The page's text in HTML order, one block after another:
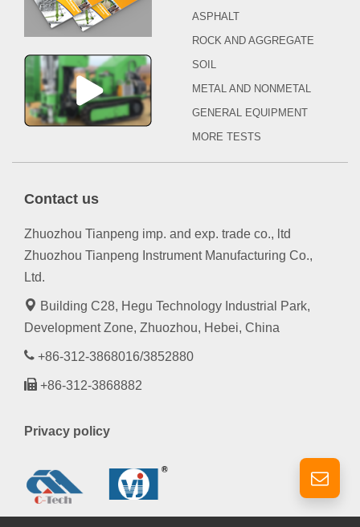
ASPHALT
ROCK AND AGGREGATE
SOIL
METAL AND NONMETAL
GENERAL EQUIPMENT
MORE TESTS
Contact us
Zhuozhou Tianpeng imp. and exp. trade co., ltd
Zhuozhou Tianpeng Instrument Manufacturing Co.,
Ltd.
Building C28, Hegu Technology Industrial Park,
Development Zone, Zhuozhou, Hebei, China
+86-312-3868016/3852880
+86-312-3868882
Privacy policy